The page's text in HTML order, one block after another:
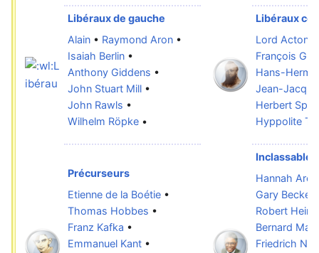
Libéraux de gauche
Alain • Raymond Aron •
Isaiah Berlin •
Anthony Giddens •
John Stuart Mill •
John Rawls •
Wilhelm Röpke •
Libéraux
Lord Acton
François
Hans-
Jean-
Herbert
Hyppolite
Précurseurs
Etienne de la Boétie •
Thomas Hobbes •
Franz Kafka •
Emmanuel Kant •
Inclassables
Hannah
Gary Becker
Robert
Bernard
Friedrich